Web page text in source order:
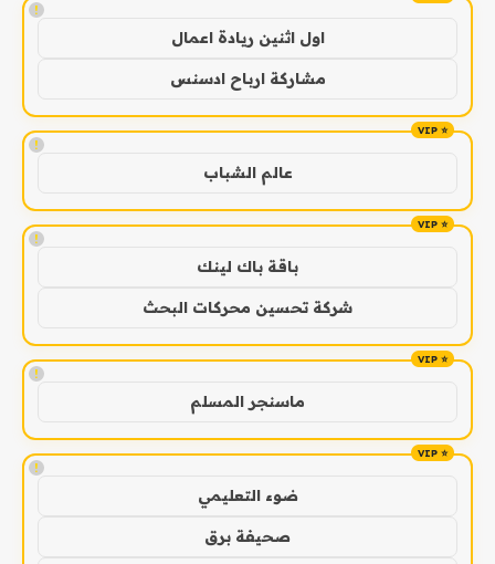
!
اول اثنين ريادة اعمال
مشاركة ارباح ادسنس
!
عالم الشباب
!
باقة باك لينك
شركة تحسين محركات البحث
!
ماسنجر المسلم
!
ضوء التعليمي
صحيفة برق